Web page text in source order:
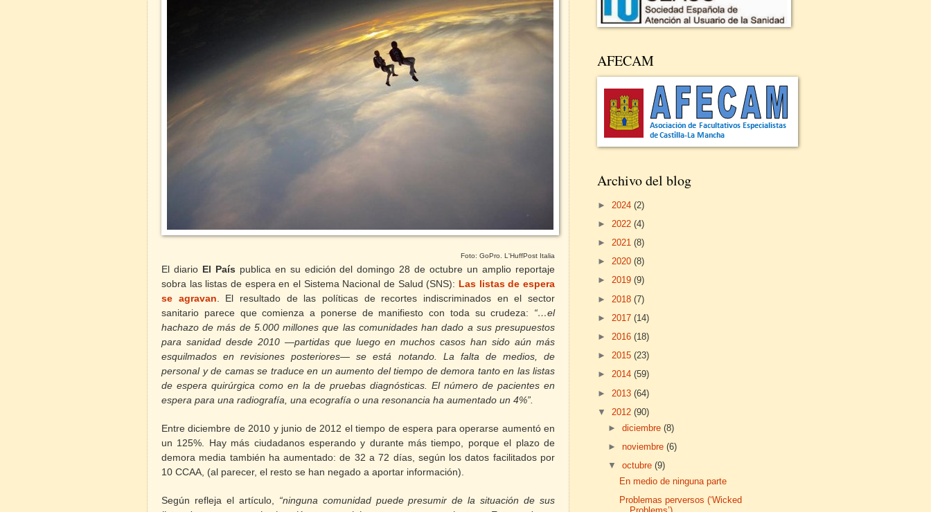
Foto: GoPro. L'HuffPost Italia
El diario El País publica en su edición del domingo 28 de octubre un amplio reportaje
sobra las listas de espera en el Sistema Nacional de Salud (SNS): Las listas de espera
se agravan. El resultado de las políticas de recortes indiscriminados en el sector
sanitario parece que comienza a ponerse de manifiesto con toda su crudeza: “…el
hachazo de más de 5.000 millones que las comunidades han dado a sus presupuestos
para sanidad desde 2010 —partidas que luego en muchos casos han sido aún más
esquilmados en revisiones posteriores— se está notando. La falta de medios, de
personal y de camas se traduce en un aumento del tiempo de demora tanto en las listas
de espera quirúrgica como en la de pruebas diagnósticas. El número de pacientes en
espera para una radiografía, una ecografía o una resonancia ha aumentado un 4%”.
Entre diciembre de 2010 y junio de 2012 el tiempo de espera para operarse aumentó en
un 125%. Hay más ciudadanos esperando y durante más tiempo, porque el plazo de
demora media también ha aumentado: de 32 a 72 días, según los datos facilitados por
10 CCAA, (al parecer, el resto se han negado a aportar información).
Según refleja el artículo, “ninguna comunidad puede presumir de la situación de sus
AFECAM
Archivo del blog
► 2024 (2)
► 2022 (4)
► 2021 (8)
► 2020 (8)
► 2019 (9)
► 2018 (7)
► 2017 (14)
► 2016 (18)
► 2015 (23)
► 2014 (59)
► 2013 (64)
▼ 2012 (90)
►diciembre(8)
►noviembre(6)
▼octubre(9)
En medio de ninguna parte
Problemas perversos (‘Wicked